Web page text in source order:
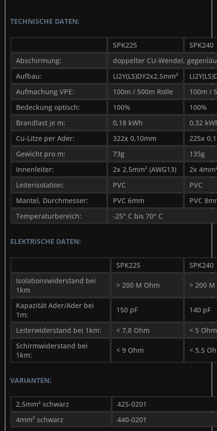
TECHNISCHE DATEN:
SPK225
SPK240
Abschirmung:
doppelter CU-Wendel,
Aufbau:
LI2Y(LS)DY2x2,5mm²
Aufmachung VPE:
100m / 500m Rolle
100m /
Bedeckung optisch:
100%
100%
Brandlast je m:
0,18 kWh
0,32
Cu-Litze per Ader:
322x 0,10mm
225x
Gewicht pro m:
73g
135g
Innenleiter:
2x 2,5mm² (AWG13)
2x
Leiterisolation:
PVC
PVC
Mantel, Durchmesser:
PVC 6mm
PVC
Temperaturbereich:
-25° C bis 70° C
ELEKTRISCHE DATEN:
SPK225
SPK240
Isolationswiderstand bei
1km
> 200 M Ohm > 200
Kapazität Ader/Ader bei
1m:
150 pF 140 pF
Leiterwiderstand bei 1km: < 7,8 Ohm
< 5 Ohm
Schirmwiderstand bei
1km:
< 9 Ohm < 5,5
VARIANTEN:
2,5mm² schwarz
425-0201
4mm² schwarz
440-0201